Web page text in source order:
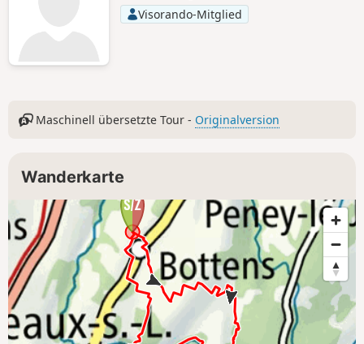
Visorando-Mitglied
Maschinell übersetzte Tour - Originalversion
Wanderkarte